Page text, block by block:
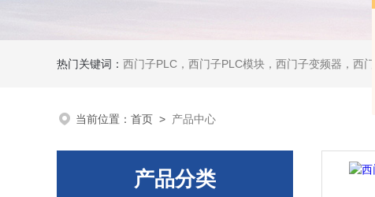
热门关键词： 西门子PLC，西门子PLC模块，西门子变频器，西门子触摸屏，西门子软启动
当前位置： 首页 > 产品中心
产品分类